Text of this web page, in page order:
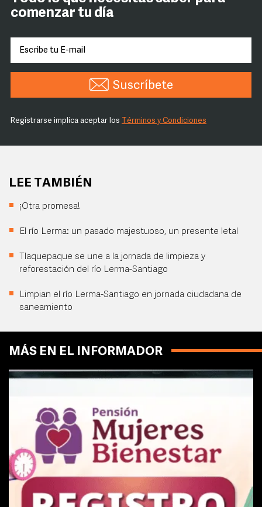
comenzar tu día
Suscríbete
Registrarse implica aceptar los Términos y Condiciones
LEE TAMBIÉN
¡Otra promesa!
El río Lerma: un pasado majestuoso, un presente letal
Tlaquepaque se une a la jornada de limpieza y
reforestación del río Lerma-Santiago
Limpian el río Lerma-Santiago en jornada ciudadana de
saneamiento
MÁS EN EL INFORMADOR